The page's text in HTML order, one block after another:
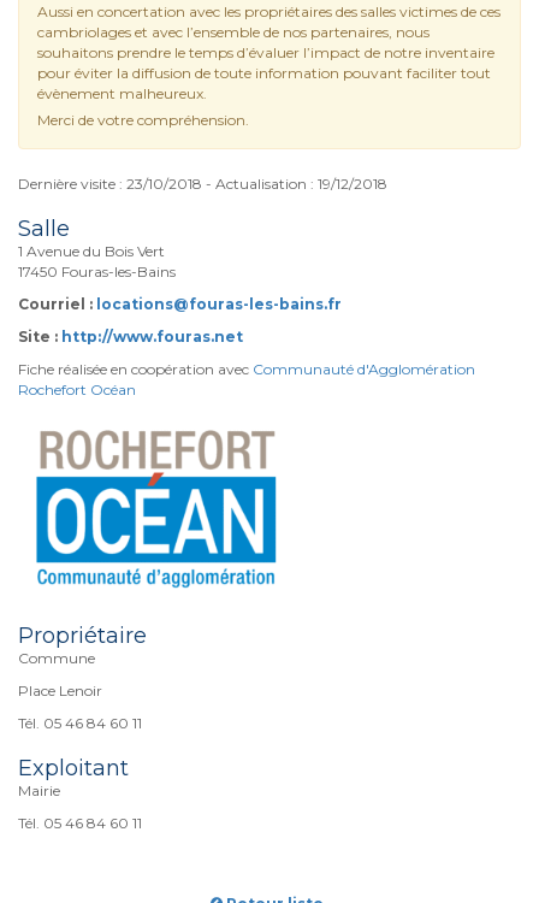
Aussi en concertation avec les propriétaires des salles victimes de ces
cambriolages et avec l’ensemble de nos partenaires, nous
souhaitons prendre le temps d’évaluer l’impact de notre inventaire
pour éviter la diffusion de toute information pouvant faciliter tout
évènement malheureux.
Merci de votre compréhension.
Dernière visite : 23/10/2018 - Actualisation : 19/12/2018
Salle
1 Avenue du Bois Vert
17450 Fouras-les-Bains
Courriel : locations@fouras-les-bains.fr
Site : http://www.fouras.net
Fiche réalisée en coopération avec Communauté d'Agglomération
Rochefort Océan
Propriétaire
Commune
Place Lenoir
Tél. 05 46 84 60 11
Exploitant
Mairie
Tél. 05 46 84 60 11